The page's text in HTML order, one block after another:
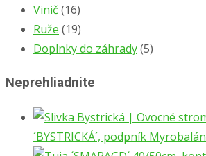
Vinič (16)
Ruže (19)
Doplnky do záhrady(5)
Neprehliadnite
´BYSTRICKÁ´, podpník Myrobalán